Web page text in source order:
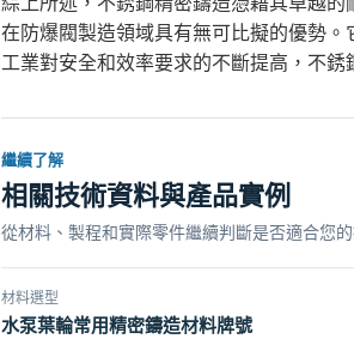
在防爆閥製造領域具有無可比擬的優勢
工業對安全和效率要求的不斷提高，不
繼續了解
相關技術資料與產品實例
從材料、製程和實際零件繼續判斷是否適合您的
材料選型
水泵葉輪常用精密鑄造材料牌號